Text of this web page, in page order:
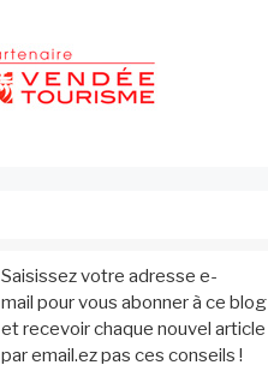
Saisissez votre adresse e-
mail pour vous abonner à ce blog
et recevoir chaque nouvel article
par email.ez pas ces conseils !